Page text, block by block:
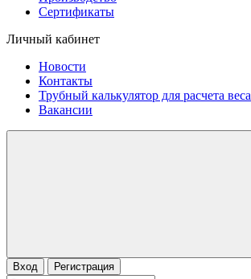
Сертификаты
Личный кабинет
Новости
Контакты
Трубный калькулятор для расчета веса
Вакансии
Вход Регистрация